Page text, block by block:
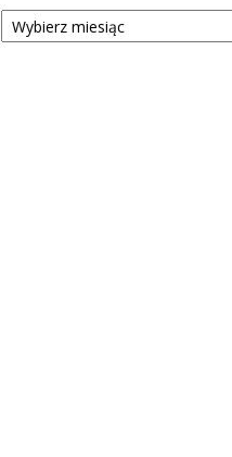
ARCHIWUM
NUMERÓW